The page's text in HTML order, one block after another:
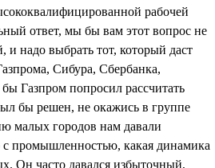
рабочей
ответ, мы бы вам этот вопрос не
и надо выбрать тот, который даст
Сибура, Сбербанка,
Газпром попросил рассчитать
бы решен, не окажись в группе
малых городов нам давали
с промышленностью, какая динамика
Он часто давался избыточный,